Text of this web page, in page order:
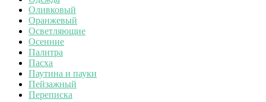
Оливковый
Оранжевый
Осветляющие
Осенние
Палитра
Пасха
Паутина и пауки
Пейзажный
Переписка